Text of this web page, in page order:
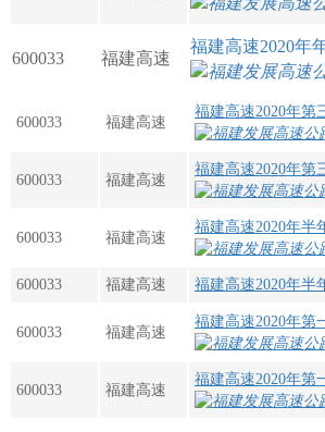
600033 福建高速
福建高速2020年
600033 福建高速
福建高速2020年第
600033 福建高速
福建高速2020年第
600033 福建高速
福建高速2020年半
600033 福建高速 福建高速2020年半
600033 福建高速
福建高速2020年第
600033 福建高速
福建高速2020年第